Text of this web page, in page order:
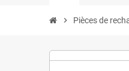
chevron_right Pièces de